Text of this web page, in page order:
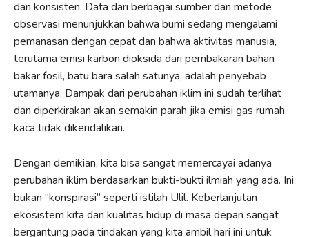
dan konsisten. Data dari berbagai sumber dan metode
observasi menunjukkan bahwa bumi sedang mengalami
pemanasan dengan cepat dan bahwa aktivitas manusia,
terutama emisi karbon dioksida dari pembakaran bahan
bakar fosil, batu bara salah satunya, adalah penyebab
utamanya. Dampak dari perubahan iklim ini sudah terlihat
dan diperkirakan akan semakin parah jika emisi gas rumah
kaca tidak dikendalikan.
Dengan demikian, kita bisa sangat memercayai adanya
perubahan iklim berdasarkan bukti-bukti ilmiah yang ada. Ini
bukan “konspirasi” seperti istilah Ulil. Keberlanjutan
ekosistem kita dan kualitas hidup di masa depan sangat
bergantung pada tindakan yang kita ambil hari ini untuk